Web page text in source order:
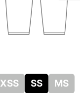
XSS SS MS